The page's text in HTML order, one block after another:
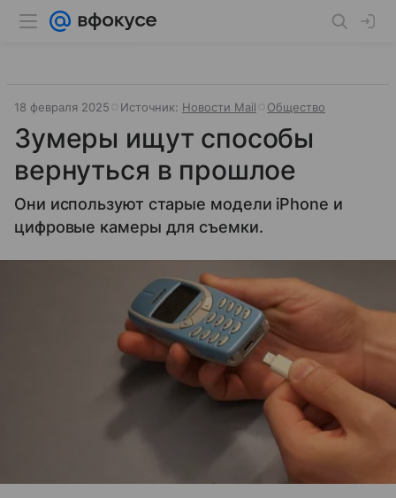
18 февраля 2025 Источник: Новости Mail Общество
Зумеры ищут способы
вернуться в прошлое
Они используют старые модели iPhone и
цифровые камеры для съемки.